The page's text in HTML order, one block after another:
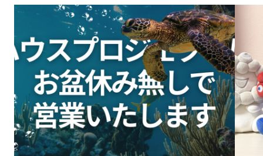
【伏見区の不動産のことならハウスプロジェク
トにお任せください】
伏見区の不動産(戸建)はこちら
■亀岡市の不動産(戸建)はこちら
■ 田舎暮らしに最適な物件はこちら
■不動産売却についてはこちら
■ ハウスプロジェクトの事業内容はこちら
2026.07.29